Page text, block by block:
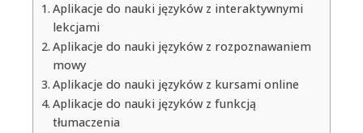
Aplikacje do nauki języków z interaktywnymi
lekcjami
Aplikacje do nauki języków z rozpoznawaniem
mowy
Aplikacje do nauki języków z kursami online
Aplikacje do nauki języków z funkcją
tłumaczenia